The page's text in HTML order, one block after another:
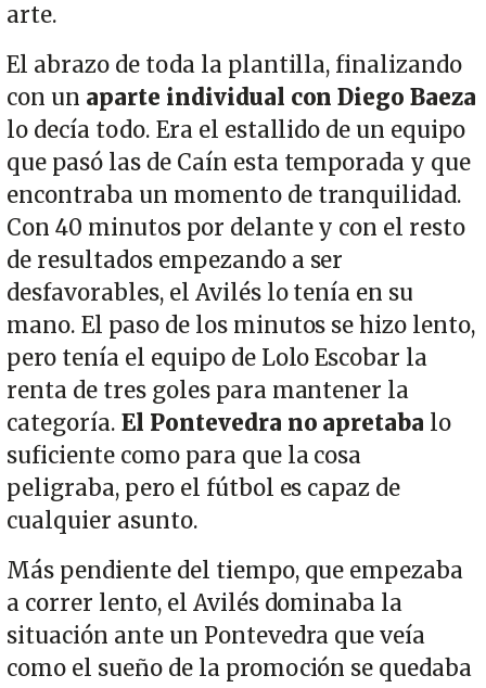
arte.
El abrazo de toda la plantilla, finalizando
con un aparte individual con Diego Baeza
lo decía todo. Era el estallido de un equipo
que pasó las de Caín esta temporada y que
encontraba un momento de tranquilidad.
Con 40 minutos por delante y con el resto
de resultados empezando a ser
desfavorables, el Avilés lo tenía en su
mano. El paso de los minutos se hizo lento,
pero tenía el equipo de Lolo Escobar la
renta de tres goles para mantener la
categoría. El Pontevedra no apretaba lo
suficiente como para que la cosa
peligraba, pero el fútbol es capaz de
cualquier asunto.
Más pendiente del tiempo, que empezaba
a correr lento, el Avilés dominaba la
situación ante un Pontevedra que veía
como el sueño de la promoción se quedaba